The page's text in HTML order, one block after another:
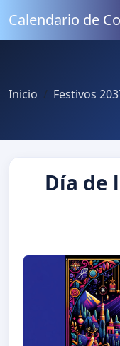
Calendario de
Inicio Festivos
Día de